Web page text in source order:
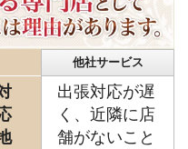
他社サービス
出張対応が遅
く、近隣に店
舗がないこと